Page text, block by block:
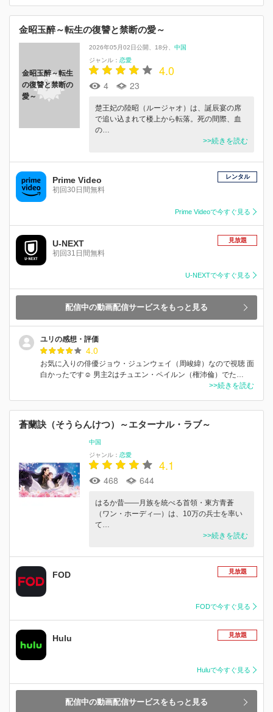
金昭玉醉～転生の復讐と禁断の愛～
金昭玉醉～転生
の復讐と禁断の
愛～
2026年05月02日公開 18分
中国
ジャンル： 恋愛
4.0
4 23
楚王妃の陸昭（ルージャオ）は、誕辰宴の席
で追い込まれて楼上から転落。死の間際、血
の…
>>続きを読む
Prime Video
初回30日間無料
レンタル
Prime Videoで今すぐ見る
U-NEXT
初回31日間無料
見放題
U-NEXTで今すぐ見る
配信中の動画配信サービスをもっと見る
ユリの感想・評価
4.0
お気に入りの俳優ジョウ・ジュンウェイ（周峻緯）なので視聴 面
白かったです☺️ 男主2はチュエン・ペイルン（権沛倫）でた…
>>続きを読む
蒼蘭訣（そうらんけつ）～エターナル・ラブ～
中国
ジャンル： 恋愛
4.1
468 644
はるか昔——月族を統べる首領・東方青蒼
（ワン・ホーディ―）は、10万の兵士を率い
て…
>>続きを読む
FOD 見放題
FODで今すぐ見る
Hulu 見放題
Huluで今すぐ見る
配信中の動画配信サービスをもっと見る